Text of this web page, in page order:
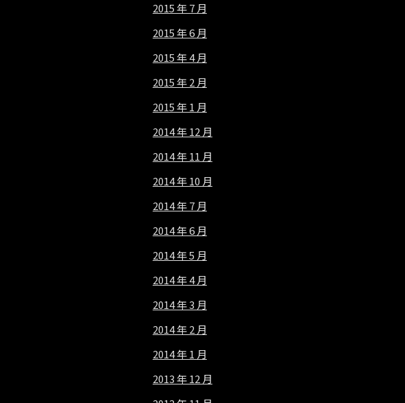
2015 年 7 月
2015 年 6 月
2015 年 4 月
2015 年 2 月
2015 年 1 月
2014 年 12 月
2014 年 11 月
2014 年 10 月
2014 年 7 月
2014 年 6 月
2014 年 5 月
2014 年 4 月
2014 年 3 月
2014 年 2 月
2014 年 1 月
2013 年 12 月